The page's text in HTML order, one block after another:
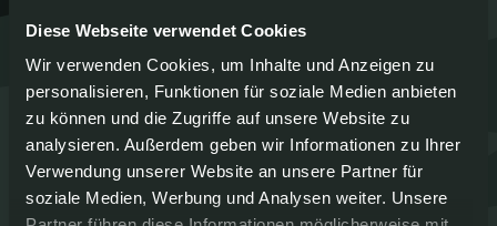
Diese Webseite verwendet Cookies
Wir verwenden Cookies, um Inhalte und Anzeigen zu
personalisieren, Funktionen für soziale Medien anbieten
zu können und die Zugriffe auf unsere Website zu
analysieren. Außerdem geben wir Informationen zu Ihrer
Verwendung unserer Website an unsere Partner für
soziale Medien, Werbung und Analysen weiter. Unsere